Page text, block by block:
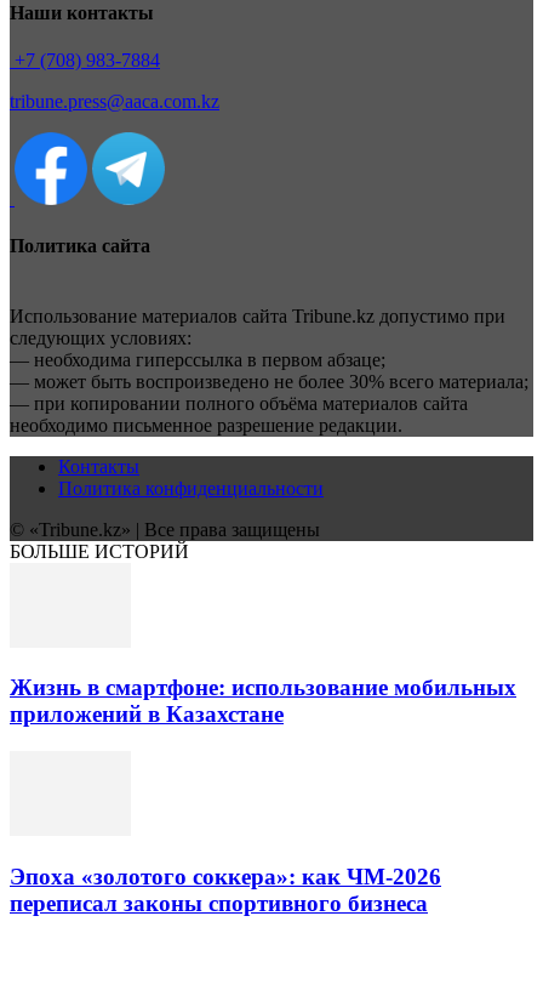
Наши контакты
+7 (708) 983-7884
tribune.press@aaca.com.kz
Политика сайта
Использование материалов сайта Tribune.kz допустимо при
следующих условиях:
— необходима гиперссылка в первом абзаце;
— может быть воспроизведено не более 30% всего материала;
— при копировании полного объёма материалов сайта
необходимо письменное разрешение редакции.
Контакты
Политика конфиденциальности
© «Tribune.kz» | Все права защищены
БОЛЬШЕ ИСТОРИЙ
Жизнь в смартфоне: использование мобильных
приложений в Казахстане
Эпоха «золотого соккера»: как ЧМ-2026
переписал законы спортивного бизнеса